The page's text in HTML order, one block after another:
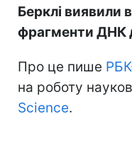
Берклі виявили
фрагменти ДНК
Про це пише
на роботу
Science.